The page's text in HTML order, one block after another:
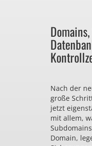
Nach der
große
jetzt
mit allem,
Domain,